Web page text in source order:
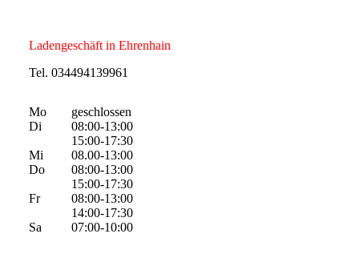
Ladengeschäft in Ehrenhain
Tel. 034494139961
Mo
Di
Mi
Do
Fr
Sa
geschlossen
08:00-13:00
15:00-17:30
08.00-13:00
08:00-13:00
15:00-17:30
08:00-13:00
14:00-17:30
07:00-10:00